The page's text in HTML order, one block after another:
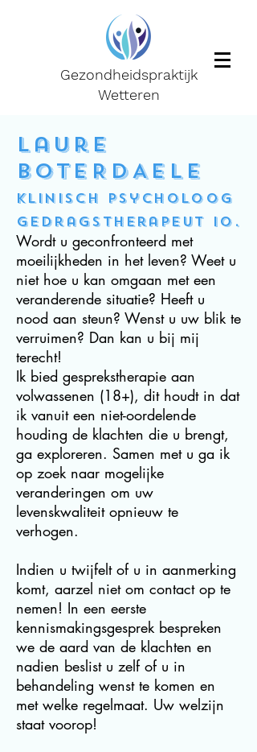
Gezondheidspraktijk
Wetteren
Laure
BoTERDAELE
Klinisch psycholoog
GEdragstherapeut io.
Wordt u geconfronteerd met
moeilijkheden in het leven? Weet u
niet hoe u kan omgaan met een
veranderende situatie? Heeft u
nood aan steun? Wenst u uw blik te
verruimen? Dan kan u bij mij
terecht!
Ik bied gesprekstherapie aan
volwassenen (18+), dit houdt in dat
ik vanuit een niet-oordelende
houding de klachten die u brengt,
ga exploreren. Samen met u ga ik
op zoek naar mogelijke
veranderingen om uw
levenskwaliteit opnieuw te
verhogen.
Indien u twijfelt of u in aanmerking
komt, aarzel niet om contact op te
nemen! In een eerste
kennismakingsgesprek bespreken
we de aard van de klachten en
nadien beslist u zelf of u in
behandeling wenst te komen en
met welke regelmaat. Uw welzijn
staat voorop!